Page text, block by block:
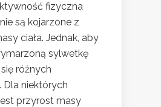
fizyczna
są kojarzone z
ciała. Jednak, aby
sylwetkę
różnych
Dla niektórych
przyrost masy